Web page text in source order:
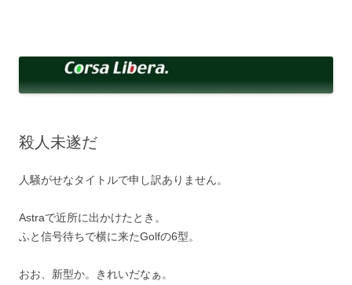
へ
ッ
殺人未遂だ
人騒がせなタイトルで申し訳ありません。
Astraで近所に出かけたとき。
ふと信号待ちで横に来たGolfの6型。
おお、新型か。きれいだなぁ。